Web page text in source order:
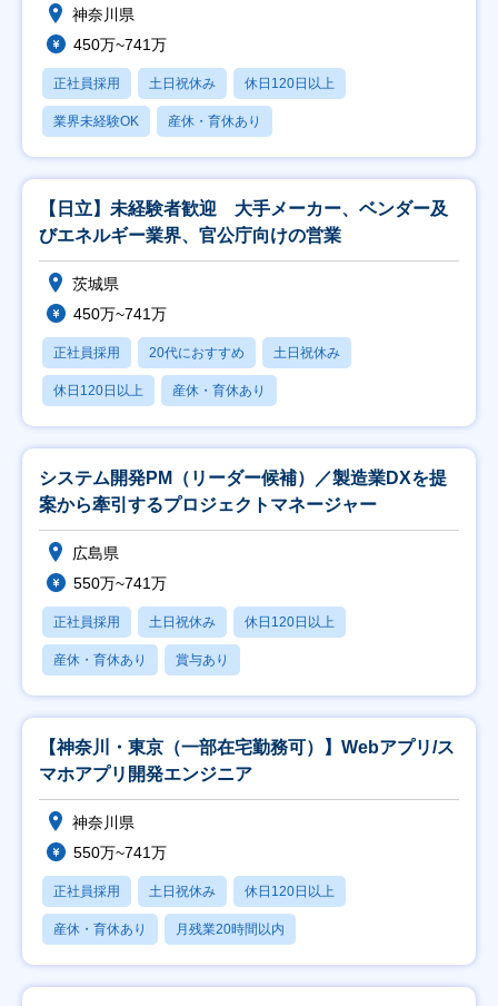
神奈川県
450万~741万
正社員採用 土日祝休み 休日120日以上
業界未経験OK 産休・育休あり
【日立】未経験者歓迎 大手メーカー、ベンダー及
びエネルギー業界、官公庁向けの営業
茨城県
450万~741万
正社員採用 20代におすすめ 土日祝休み
休日120日以上 産休・育休あり
システム開発PM（リーダー候補）／製造業DXを提
案から牽引するプロジェクトマネージャー
広島県
550万~741万
正社員採用 土日祝休み 休日120日以上
産休・育休あり 賞与あり
【神奈川・東京（一部在宅勤務可）】Webアプリ/ス
マホアプリ開発エンジニア
神奈川県
550万~741万
正社員採用 土日祝休み 休日120日以上
産休・育休あり 月残業20時間以内